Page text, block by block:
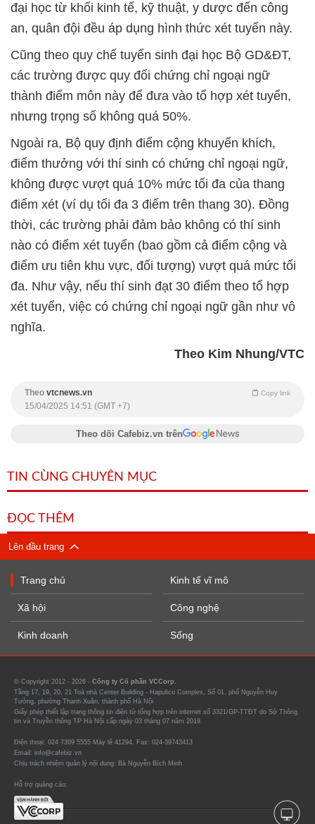
đại học từ khối kinh tế, kỹ thuật, y dược đến công
an, quân đội đều áp dụng hình thức xét tuyển này.
Cũng theo quy chế tuyển sinh đại học Bộ GD&ĐT,
các trường được quy đổi chứng chỉ ngoại ngữ
thành điểm môn này để đưa vào tổ hợp xét tuyển,
nhưng trọng số không quá 50%.
Ngoài ra, Bộ quy định điểm cộng khuyến khích,
điểm thưởng với thí sinh có chứng chỉ ngoại ngữ,
không được vượt quá 10% mức tối đa của thang
điểm xét (ví dụ tối đa 3 điểm trên thang 30). Đồng
thời, các trường phải đảm bảo không có thí sinh
nào có điểm xét tuyển (bao gồm cả điểm cộng và
điểm ưu tiên khu vực, đối tượng) vượt quá mức tối
đa. Như vậy, nếu thí sinh đạt 30 điểm theo tổ hợp
xét tuyển, việc có chứng chỉ ngoại ngữ gần như vô
nghĩa.
Theo Kim Nhung/VTC
Theo vtcnews.vn Copy link
15/04/2025 14:51 (GMT +7)
Theo dõi Cafebiz.vn trên
TIN CÙNG CHUYÊN MỤC
ĐỌC THÊM
Lên đầu trang
Trang chủ
Xã hội
Kinh doanh
Kinh tế vĩ mô
Công nghệ
Sống
© Copyright 2012 - 2026 - Công ty Cổ phần VCCorp.
Tầng 17, 19, 20, 21 Toà nhà Center Building - Hapulico Complex, Số 01, phố Nguyễn Huy
Tưởng, phường Thanh Xuân, thành phố Hà Nội
Giấy phép thiết lập trang thông tin điện tử tổng hợp trên internet số 3321/GP-TTĐT do Sở Thông
tin và Truyền thông TP Hà Nội cấp ngày 03 tháng 07 năm 2019.
Điện thoại: 024 7309 5555 Máy lẻ 41294. Fax: 024-39743413
Email: info@cafebiz.vn
Chịu trách nhiệm quản lý nội dung: Bà Nguyễn Bích Minh
Hỗ trợ quảng cáo: